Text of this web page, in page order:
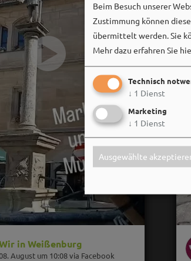
in Weißenburg
August um 10:08 via Facebook
Beim Besuch unserer
Zustimmung können
übermittelt werden. Sie
Mehr dazu erfahren Sie
Technisch
↓ 1 Dienst
Marketing
↓ 1 Dienst
Ausgewählte